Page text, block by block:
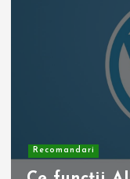
Recomandari